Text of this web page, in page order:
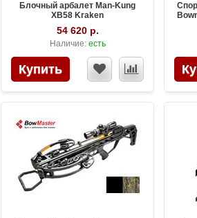
Блочный арбалет Man-Kung
XB58 Kraken
54 620 р.
Наличие: есть